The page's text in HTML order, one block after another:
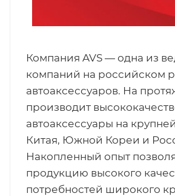
Компания AVS — одна из
компаний на российском
автоаксессуаров. На
производит
автоаксессуары на
Китая, Южной Кореи и
Накопленный опыт
продукцию высокого
потребностей широкого